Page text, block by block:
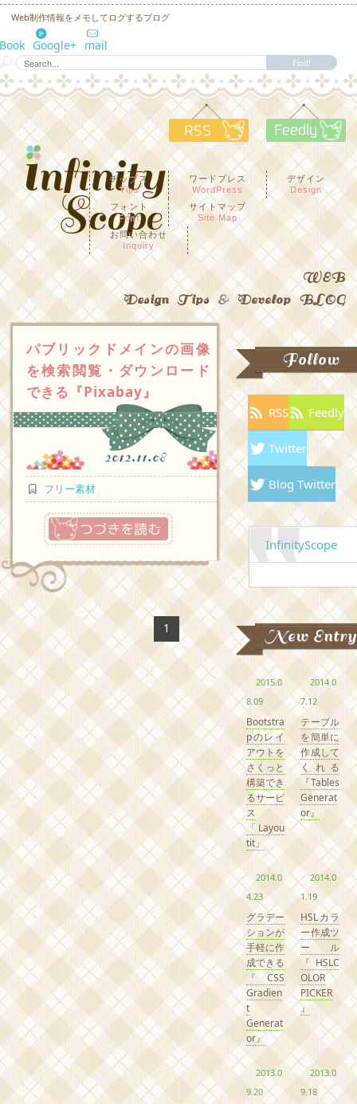
Web制作情報をメモしてログするブログ
Google+ mail
RSS
チップス
Tips
ワードプレス
WordPress
デザイン
Design
フォント
Font
サイトマップ
Site Map
お問い合わせ
Inquiry
WEB
Design Tips & Develop BLOG
パブリックドメインの画像
を検索閲覧・ダウンロード
できる『Pixabay』
2012.11.08
フリー素材
つづきを読む
1
Follow
RSS Feedly
Twitter
Blog Twitter
InfinityScope
New Entry
2015.0
8.09
Bootstra
pのレイ
アウトを
さくっと
構築でき
るサービ
ス
「Layou
tit」
2014.0
7.12
テーブル
を簡単に
作成して
くれる
『Tables
Generat
or』
2014.0
4.23
グラデー
ションが
手軽に作
成できる
『CSS
Gradien
t
Generat
or』
2014.0
1.19
HSLカラ
ー作成ツ
ール
『HSLC
OLOR
PICKER
』
2013.0
9.20
2013.0
9.18